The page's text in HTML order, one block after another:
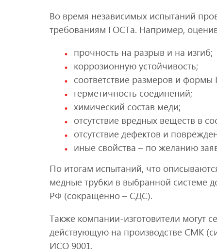
Во время независимых испытаний
требованиям ГОСТа. Например,
прочность на разрыв и на изгиб;
коррозионную устойчивость;
соответствие размеров и формы
герметичность соединений;
химический состав меди;
отсутствие вредных веществ в
отсутствие дефектов и
иные свойства – по желанию
По итогам испытаний, что
медные трубки в выбранной системе
РФ (сокращенно – СДС).
Также компании-изготовители могут
действующую на производстве СМК
ИСО 9001.